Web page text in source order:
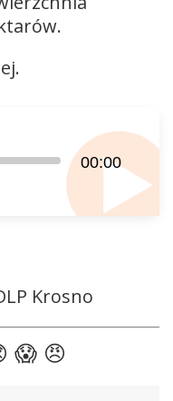
00:00
Krosno